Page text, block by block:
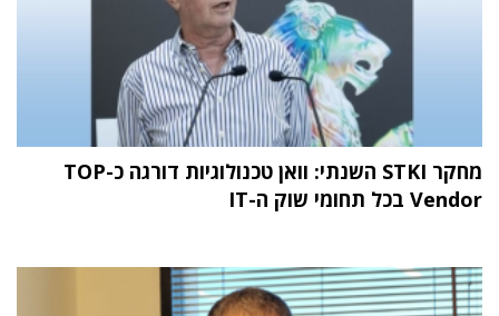
מחקר STKI השנתי: וואן טכנולוגיות דורגה כ-TOP
Vendor בכל תחומי שוק ה-IT